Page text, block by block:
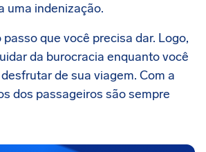
uma indenização.
que você precisa dar. Logo,
da burocracia enquanto você
de sua viagem. Com a
dos passageiros são sempre